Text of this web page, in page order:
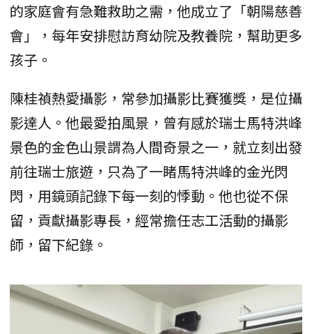
的家庭會有急難救助之需，他成立了「朝陽慈善
會」，每年安排慰訪育幼院及教養院，幫助更多
孩子。
陳桂禎熱愛攝影，常參加攝影比賽獲獎，是位攝
影達人。他最愛拍風景，曾有感於瑞士馬特洪峰
景色的金色山景謂為人間奇景之一，就立刻出發
前往瑞士旅遊，只為了一睹馬特洪峰的金光閃
閃，用鏡頭記錄下每一刻的悸動。他也從不保
留，貢獻攝影專長，經常擔任志工活動的攝影
師，留下紀錄。